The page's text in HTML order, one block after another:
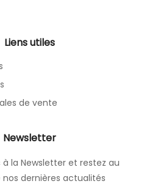
Liens utiles
de vente
Newsletter
la Newsletter et restez au
dernières actualités